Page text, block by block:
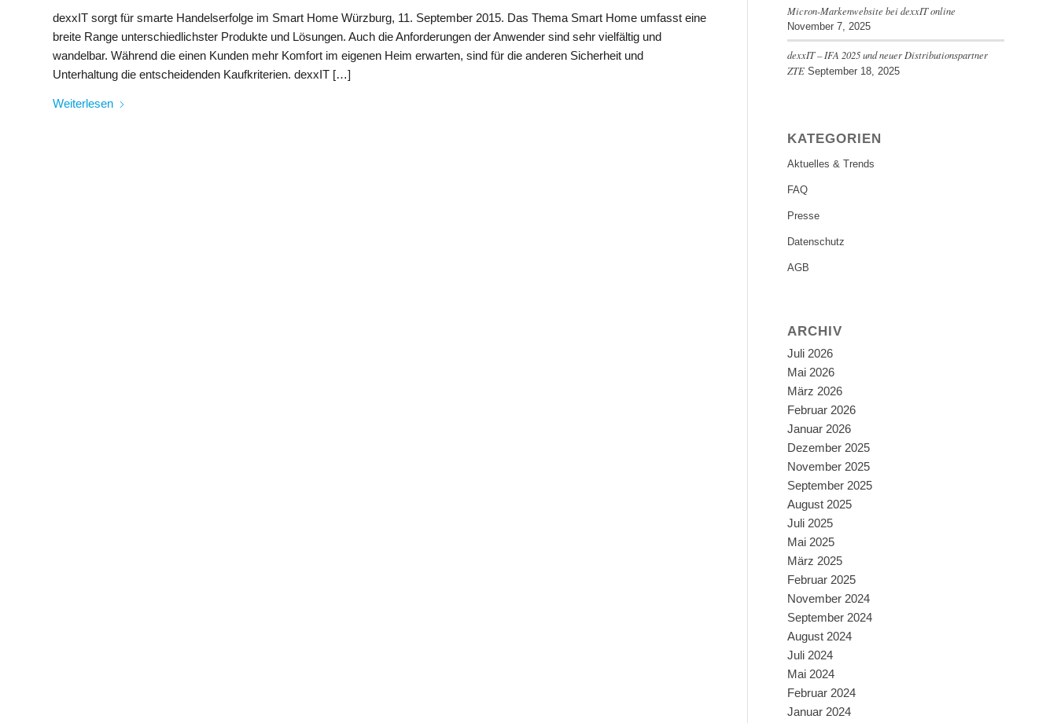
dexxIT sorgt für smarte Handelserfolge im Smart Home Würzburg, 11. September 2015. Das Thema Smart Home umfasst eine
breite Range unterschiedlichster Produkte und Lösungen. Auch die Anforderungen der Anwender sind sehr vielfältig und
wandelbar. Während die einen Kunden mehr Komfort im eigenen Heim erwarten, sind für die anderen Sicherheit und
Unterhaltung die entscheidenden Kaufkriterien. dexxIT […]
Weiterlesen
Micron-Markenwebsite bei dexxIT online
November 7, 2025
dexxIT – IFA 2025 und neuer Distributionspartner
ZTE September 18, 2025
KATEGORIEN
Aktuelles & Trends
FAQ
Presse
Datenschutz
AGB
ARCHIV
Juli 2026
Mai 2026
März 2026
Februar 2026
Januar 2026
Dezember 2025
November 2025
September 2025
August 2025
Juli 2025
Mai 2025
März 2025
Februar 2025
November 2024
September 2024
August 2024
Juli 2024
Mai 2024
Februar 2024
Januar 2024